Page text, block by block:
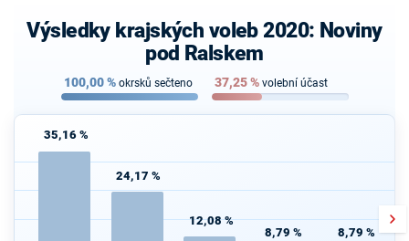
Výsledky krajských voleb 2020: Noviny
pod Ralskem
100,00% okrsků sečteno 37,25% volební účast
35,16 %
24,17 %
12,08 %
8,79 % 8,79 %